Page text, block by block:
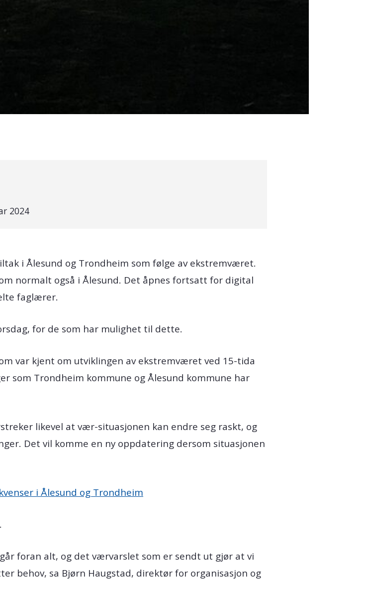
2024
i Ålesund og Trondheim som følge av ekstremværet.
normalt også i Ålesund. Det åpnes fortsatt for digital
faglærer.
for de som har mulighet til dette.
var kjent om utviklingen av ekstremværet ved 15-tida
som Trondheim kommune og Ålesund kommune har
likevel at vær-situasjonen kan endre seg raskt, og
Det vil komme en ny oppdatering dersom situasjonen
i Ålesund og Trondheim
foran alt, og det værvarslet som er sendt ut gjør at vi
behov, sa Bjørn Haugstad, direktør for organisasjon og